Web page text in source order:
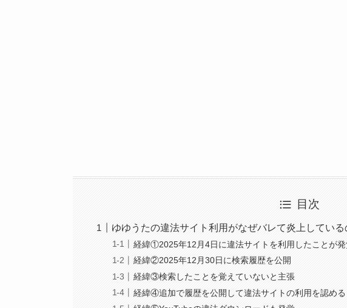
目次
ゆゆうたの違法サイト利用がなぜバレて炎上してい
経緯①2025年12月4日に違法サイトを利用したことが発
経緯②2025年12月30日に検索履歴を公開
経緯③検索したことを覚えていないと主張
経緯④追加で履歴を公開して違法サイトの利用を認める